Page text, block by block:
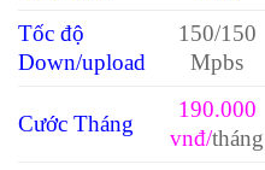
Tốc độ
Down/upload
150/150
Mpbs
Cước Tháng
190.000
vnđ/tháng